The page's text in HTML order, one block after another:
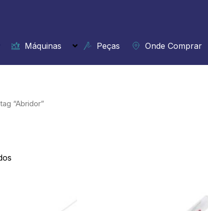
Máquinas Peças Onde Comprar
“Abridor”